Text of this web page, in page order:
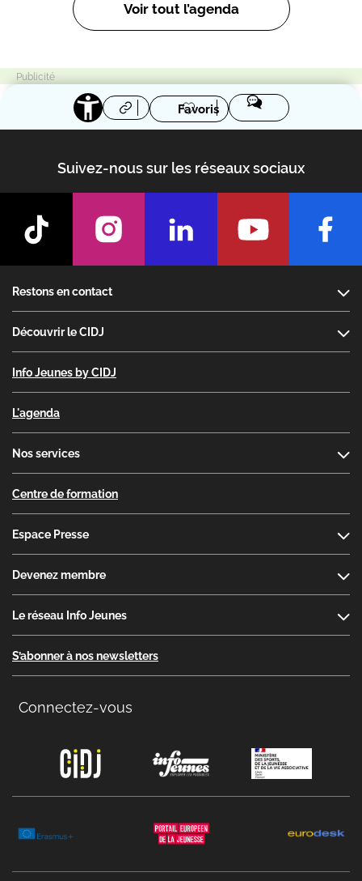
Voir tout l’agenda
Favoris
Suivez-nous sur les réseaux sociaux
Restons en contact
Découvrir le CIDJ
Info Jeunes by CIDJ
L'agenda
Nos services
Centre de formation
Espace Presse
Devenez membre
Le réseau Info Jeunes
S’abonner à nos newsletters
Connectez-vous